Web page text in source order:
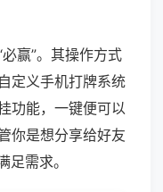
赢”。其操作方式
定义手机打牌系统
功能，一键便可以
你是想分享给好友
需求。